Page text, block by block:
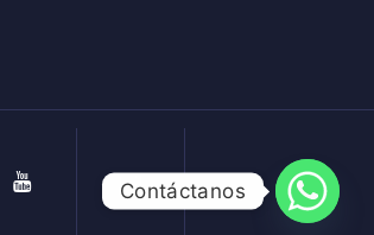
Contáctanos